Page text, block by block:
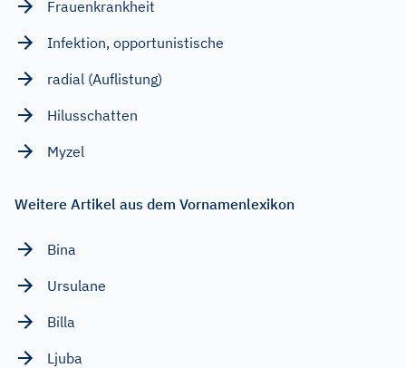
Frauenkrankheit
Infektion, opportunistische
radial (Auflistung)
Hilusschatten
Myzel
Weitere Artikel aus dem Vornamenlexikon
Bina
Ursulane
Billa
Ljuba